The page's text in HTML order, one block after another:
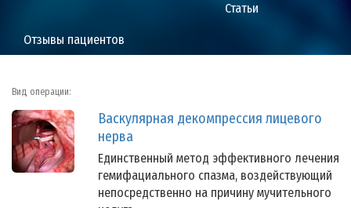
Статьи
Отзывы пациентов
Вид операции:
Васкулярная декомпрессия лицевого
нерва
Единственный метод эффективного лечения
гемифациального спазма, воздействующий
непосредственно на причину мучительного